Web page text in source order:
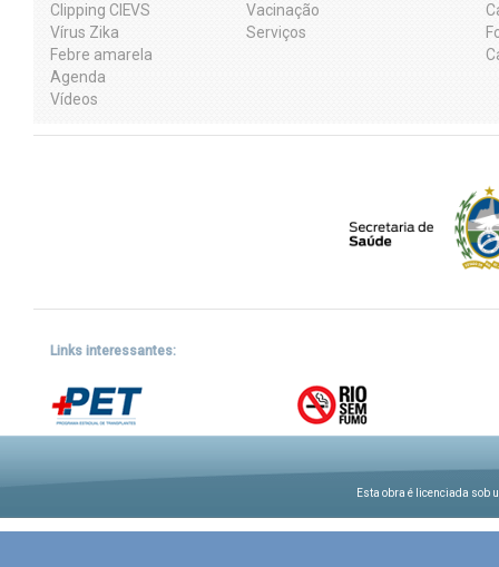
Clipping CIEVS
Vírus Zika
Febre amarela
Agenda
Vídeos
Vacinação
Serviços
Links interessantes:
Esta obra é licenciada sob